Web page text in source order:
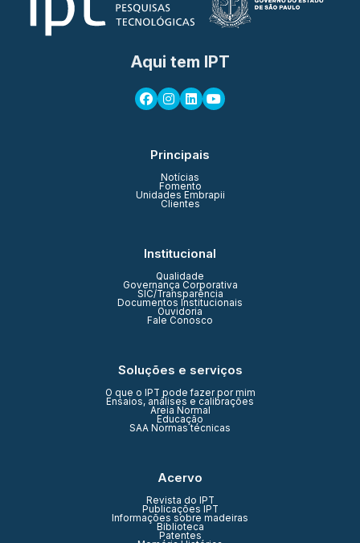
Aqui tem IPT
Principais
Notícias
Fomento
Unidades Embrapii
Clientes
Institucional
Qualidade
Governança Corporativa
SIC/Transparência
Documentos Institucionais
Ouvidoria
Fale Conosco
Soluções e serviços
O que o IPT pode fazer por mim
Ensaios, análises e calibrações
Areia Normal
Educação
SAA Normas técnicas
Acervo
Revista do IPT
Publicações IPT
Informações sobre madeiras
Biblioteca
Patentes